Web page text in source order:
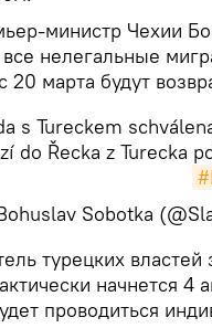
министр Чехии
все нелегальные
20 марта будут
s Tureckem
do Řecka z Turecka
Sobotka
турецких
начнется 4
проводиться